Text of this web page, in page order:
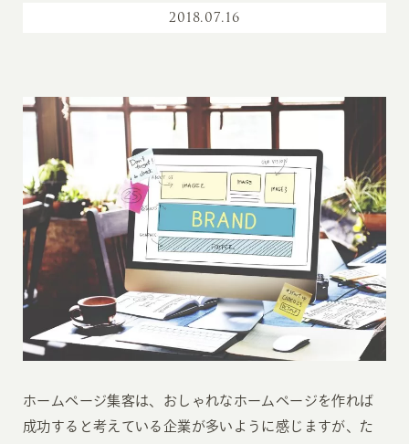
2018.07.16
ホームページ集客は、おしゃれなホームページを作れば
成功すると考えている企業が多いように感じますが、た